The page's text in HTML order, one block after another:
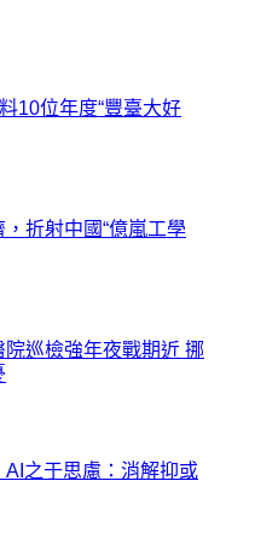
10位年度“豐臺大好
折射中國“億嵐工學
巡檢強年夜戰期近 挪
AI之于思慮：消解抑或